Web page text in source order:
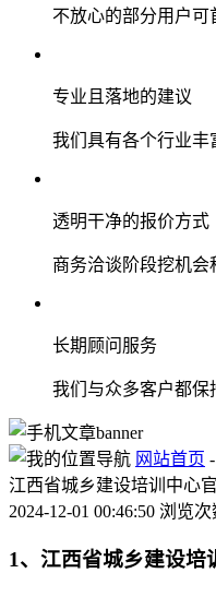
不放心的部分用户可
专业且落地的建议
我们具有各个行业丰
透明干净的报价方式
商务洽谈阶段挖机
长期顾问服务
我们与众多客户都保
网站首页 -
江西省城乡建设培训中心
2024-12-01 00:46:50 浏览
1、江西省城乡建设培